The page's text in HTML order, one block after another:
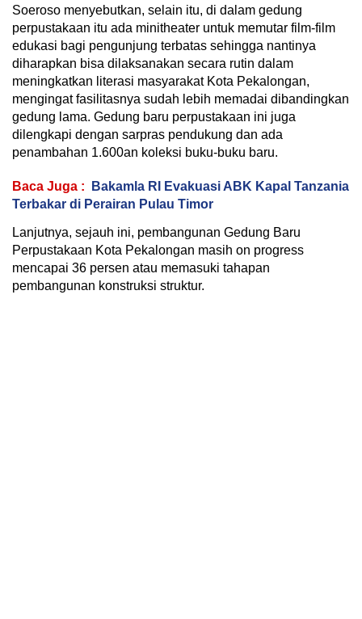
Soeroso menyebutkan, selain itu, di dalam gedung
perpustakaan itu ada minitheater untuk memutar film-film
edukasi bagi pengunjung terbatas sehingga nantinya
diharapkan bisa dilaksanakan secara rutin dalam
meningkatkan literasi masyarakat Kota Pekalongan,
mengingat fasilitasnya sudah lebih memadai dibandingkan
gedung lama. Gedung baru perpustakaan ini juga
dilengkapi dengan sarpras pendukung dan ada
penambahan 1.600an koleksi buku-buku baru.
Baca Juga :
Bakamla RI Evakuasi ABK Kapal Tanzania
Terbakar di Perairan Pulau Timor
Lanjutnya, sejauh ini, pembangunan Gedung Baru
Perpustakaan Kota Pekalongan masih on progress
mencapai 36 persen atau memasuki tahapan
pembangunan konstruksi struktur.